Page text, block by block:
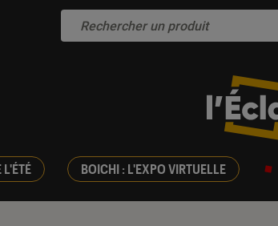
L'ÉTÉ BOICHI : L'EXPO VIRTUELLE